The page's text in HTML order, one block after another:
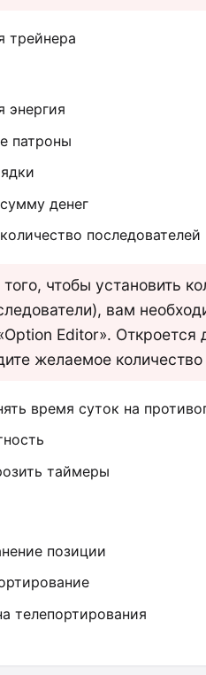
трейнера
энергия
патроны
денег
последователей
чтобы установить
вам
Editor».
желаемое
время суток на
таймеры
позиции
телепортирования